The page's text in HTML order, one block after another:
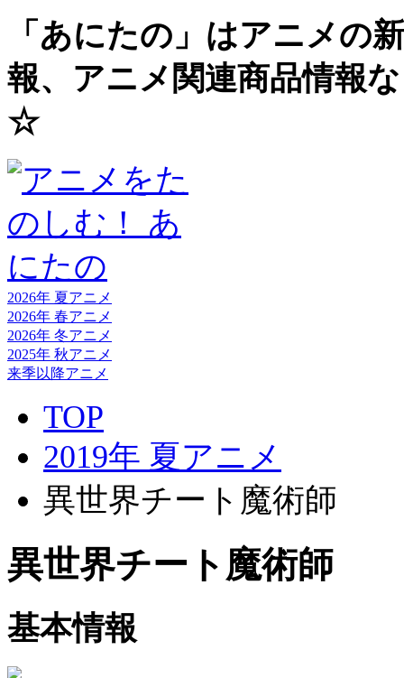
「あにたの」はアニメの
報、アニメ関連商品情報
☆
2026年 夏アニメ
2026年 春アニメ
2026年 冬アニメ
2025年 秋アニメ
来季以降アニメ
TOP
2019年 夏アニメ
異世界チート魔術師
異世界チート魔術師
基本情報